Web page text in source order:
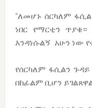
“ለመሆኑ ሰርካለም
ነበር የማርቲን
እንዳነሱልኝ አሁን ነው
የሰርካለም ፋሲልን
በከፊልም ቢሆን